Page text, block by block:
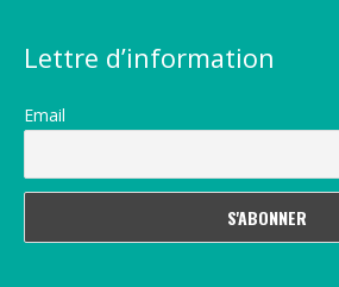
Lettre d’information
Email